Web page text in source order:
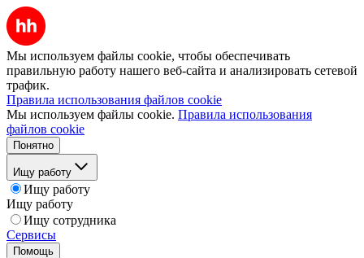
Мы используем файлы cookie, чтобы обеспечивать
правильную работу нашего веб-сайта и анализировать сетевой
трафик.
Правила использования файлов cookie
Мы используем файлы cookie. Правила использования
файлов cookie
Понятно
Ищу работу
Ищу работу
Ищу работу
Ищу сотрудника
Сервисы
Помощь